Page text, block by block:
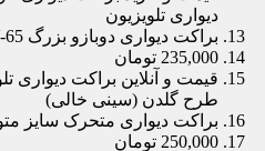
دیواری تلویزیون
براکت دیواری دوبازو بزرگ V-65
235,000 تومان
قیمت و آنلاین براکت دیواری
طرح گلدن (سینی خالی)
براکت دیواری متحرک سایز
250,000 تومان